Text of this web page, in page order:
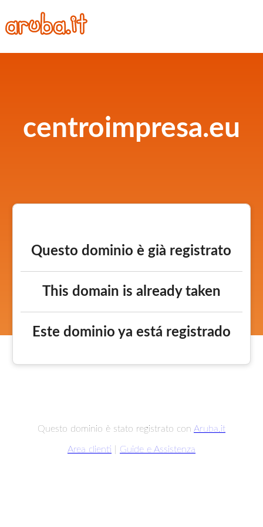
centroimpresa.eu
Questo dominio è già registrato
This domain is already taken
Este dominio ya está registrado
Questo dominio è stato registrato con Aruba.it
Area clienti Guide e Assistenza